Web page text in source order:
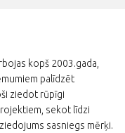
kopš 2003.gada,
palīdzēt
ziedot rūpīgi
sekot līdzi
sasniegs mērķi.